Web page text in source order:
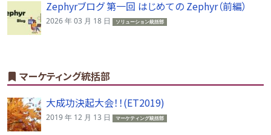
Zephyrブログ 第一回 はじめての Zephyr（前編）
2026 年 03 月 18 日 ソリューション統括部
マーケティング統括部
大成功決起大会！！(ET2019)
2019 年 12 月 13 日 マーケティング統括部